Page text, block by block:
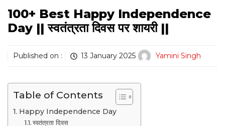
100+ Best Happy Independence
Day || स्वतंत्रता दिवस पर शायरी ||
Published on : 13 January 2025 Yamini Singh
Table of Contents
Happy Independence Day
स्वतंत्रता दिवस